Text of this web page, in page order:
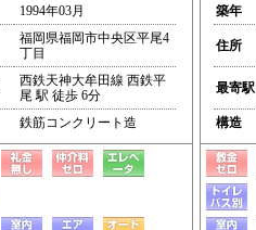
1994年03月
福岡県福岡市中央区平尾4
丁目
西鉄天神大牟田線 西鉄平
尾 駅 徒歩 6分
鉄筋コンクリート造
築年
住所
最寄駅
構造